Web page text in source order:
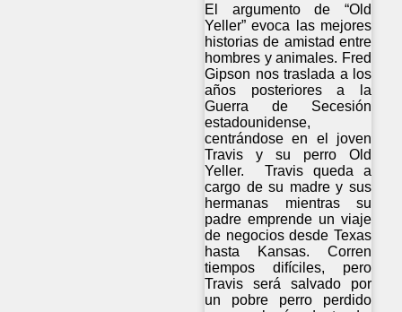
El argumento de “Old
Yeller” evoca las mejores
historias de amistad entre
hombres y animales. Fred
Gipson nos traslada a los
años posteriores a la
Guerra de Secesión
estadounidense,
centrándose en el joven
Travis y su perro Old
Yeller. Travis queda a
cargo de su madre y sus
hermanas mientras su
padre emprende un viaje
de negocios desde Texas
hasta Kansas. Corren
tiempos difíciles, pero
Travis será salvado por
un pobre perro perdido